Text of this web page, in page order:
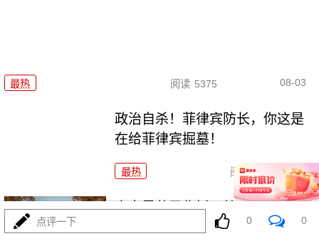
最热 阅读 5375 08-03
政治自杀！菲律宾防长，你这是
在给菲律宾掘墓！
最热 阅读 7131
高市早苗又作妖！特高课卷土重
来，日本三重困境
点评一下 0 0